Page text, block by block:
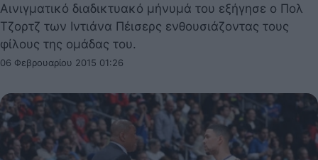
Αινιγματικό διαδικτυακό μήνυμά του εξήγησε ο Πολ
Τζορτζ των Ιντιάνα Πέισερς ενθουσιάζοντας τους
φίλους της ομάδας του.
06 Φεβρουαρίου 2015 01:26